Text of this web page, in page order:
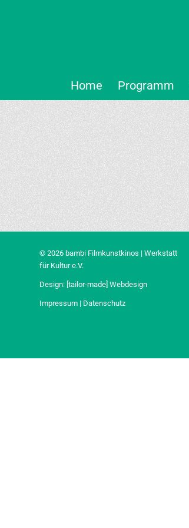
Home Programm
© 2026 bambi Filmkunstkinos | Werkstatt
für Kultur e.V.
Design: [tailor-made] Webdesign
Impressum | Datenschutz